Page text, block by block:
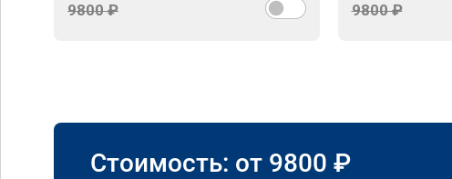
9800 ₽ 9800 ₽
Стоимость: от 9800 ₽